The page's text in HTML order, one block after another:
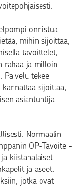
onnistua
mihin sijoittaa,
tavoittelet,
rahaa ja milloin
Palvelu tekee
sijoittaa,
asiantuntija
Normaalin
OP-Tavoite -
kiistanalaiset
ja aseet.
jotka ovat